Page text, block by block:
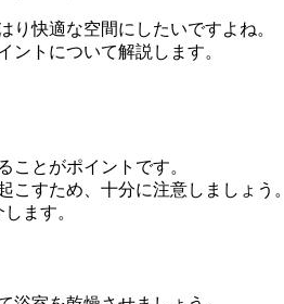
り快適な空間にしたいですよね。
ントについて解説します。
ことがポイントです。
すため、十分に注意しましょう。
ます。